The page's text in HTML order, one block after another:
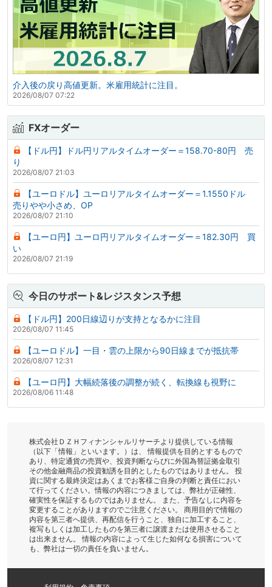
介入後の戻り高値更新。米雇用統計に注目。
2026/08/07 07:22
FXオーダー
【ドル円】ドル円リアルタイムオーダー＝158.70-80円 売
り
2026/08/07 21:03
【ユーロドル】ユーロリアルタイムオーダー＝1.1550ドル
売りやや小さめ、OP
2026/08/07 21:10
【ユーロ円】ユーロ円リアルタイムオーダー＝182.30円 買
い
2026/08/07 21:19
今日のサポート&レジスタンス予想
【ドル円】200日線辺りが支持となるかに注目
2026/08/07 11:45
【ユーロドル】一目・雲の上限から90日線までが抵抗帯
2026/08/07 12:31
【ユーロ円】大幅続落後の調整が続く、転換線も視野に
2026/08/06 11:48
株式会社ＤＺＨフィナンシャルリサーチより提供している情報
（以下「情報」といいます。）は、 情報提供を目的とするもので
あり、特定通貨の売買や、投資判断ならびに外国為替証拠金取引
その他金融商品の投資勧誘を目的としたものではありません。 投
資に関する最終決定はあくまでお客様ご自身の判断と責任におい
て行ってください。情報の内容につきましては、弊社が正確性、
確実性を保証するものではありません。 また、予告なしに内容を
変更することがありますのでご注意ください。 商用目的で情報の
内容を第三者へ提供、再配信を行うこと、独自に加工すること、
複写もしくは加工したものを第三者に譲渡または使用させること
は出来ません。 情報の内容によって生じた如何なる損害について
も、弊社は一切の責任を負いません。